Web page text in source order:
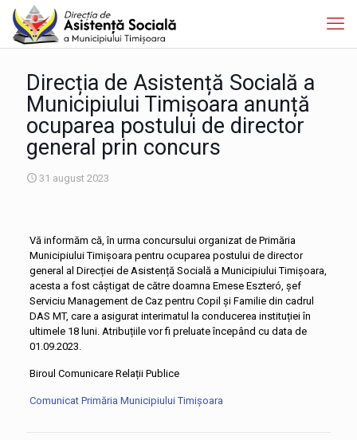
Direcția de Asistență Socială a
Municipiului Timișoara anunță
ocuparea postului de director
general prin concurs
31 august 2023
Vă informăm că, în urma concursului organizat de Primăria
Municipiului Timișoara pentru ocuparea postului de director
general al Direcției de Asistență Socială a Municipiului Timișoara,
acesta a fost câștigat de către doamna Emese Eszteró, șef
Serviciu Management de Caz pentru Copil și Familie din cadrul
DAS MT, care a asigurat interimatul la conducerea instituției în
ultimele 18 luni. Atribuțiile vor fi preluate începând cu data de
01.09.2023.
Biroul Comunicare Relații Publice
Comunicat Primăria Municipiului Timișoara